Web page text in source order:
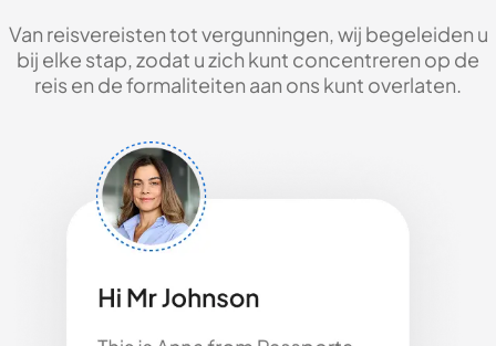
Van reisvereisten tot vergunningen, wij begeleiden u
bij elke stap, zodat u zich kunt concentreren op de
reis en de formaliteiten aan ons kunt overlaten.